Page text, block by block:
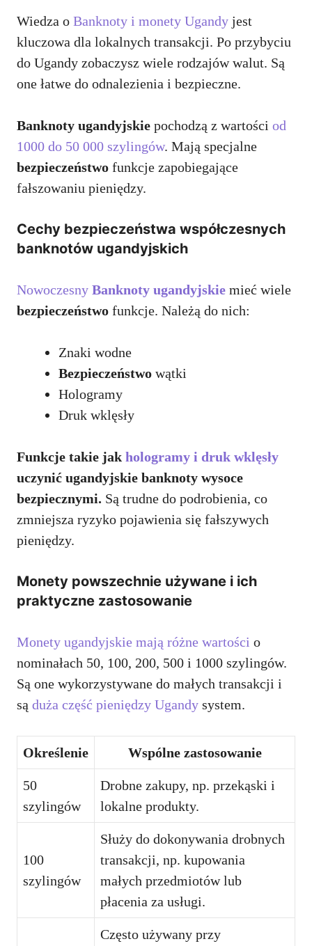
Wiedza o Banknoty i monety Ugandy jest
kluczowa dla lokalnych transakcji. Po przybyciu
do Ugandy zobaczysz wiele rodzajów walut. Są
one łatwe do odnalezienia i bezpieczne.
Banknoty ugandyjskie pochodzą z wartości od
1000 do 50 000 szylingów. Mają specjalne
bezpieczeństwo funkcje zapobiegające
fałszowaniu pieniędzy.
Cechy bezpieczeństwa współczesnych
banknotów ugandyjskich
Nowoczesny Banknoty ugandyjskie mieć wiele
bezpieczeństwo funkcje. Należą do nich:
Znaki wodne
Bezpieczeństwo wątki
Hologramy
Druk wklęsły
Funkcje takie jak hologramy i druk wklęsły
uczynić ugandyjskie banknoty wysoce
bezpiecznymi. Są trudne do podrobienia, co
zmniejsza ryzyko pojawienia się fałszywych
pieniędzy.
Monety powszechnie używane i ich
praktyczne zastosowanie
Monety ugandyjskie mają różne wartości o
nominałach 50, 100, 200, 500 i 1000 szylingów.
Są one wykorzystywane do małych transakcji i
są duża część pieniędzy Ugandy system.
Określenie Wspólne zastosowanie
50
szylingów
Drobne zakupy, np. przekąski i
lokalne produkty.
100
szylingów
Służy do dokonywania drobnych
transakcji, np. kupowania
małych przedmiotów lub
płacenia za usługi.
Często używany przy